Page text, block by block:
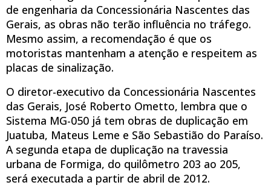
de engenharia da Concessionária Nascentes das
Gerais, as obras não terão influência no tráfego.
Mesmo assim, a recomendação é que os
motoristas mantenham a atenção e respeitem as
placas de sinalização.
O diretor-executivo da Concessionária Nascentes
das Gerais, José Roberto Ometto, lembra que o
Sistema MG-050 já tem obras de duplicação em
Juatuba, Mateus Leme e São Sebastião do Paraíso.
A segunda etapa de duplicação na travessia
urbana de Formiga, do quilômetro 203 ao 205,
será executada a partir de abril de 2012.